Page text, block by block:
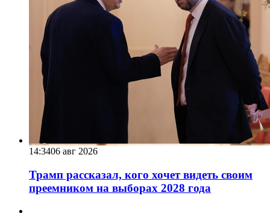
14:3406 авг 2026
Трамп рассказал, кого хочет видеть своим
преемником на выборах 2028 года